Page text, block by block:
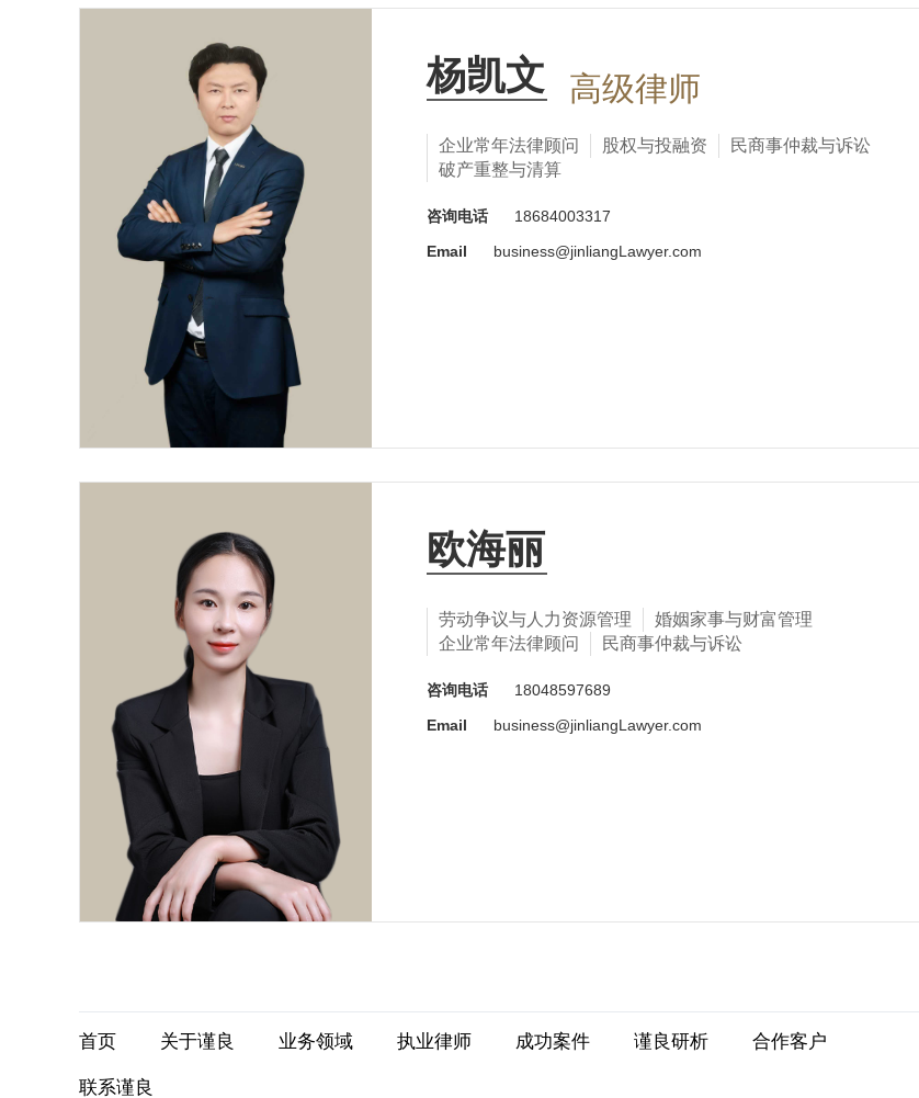
杨凯文 高级律师
企业常年法律顾问 股权与投融资
民商事仲裁与诉讼
破产重整与清算
咨询电话
18684003317
Email
business@jinliangLawyer.com
欧海丽
劳动争议与人力资源管理
婚姻家事与财富管理
企业常年法律顾问
民商事仲裁与诉讼
咨询电话
18048597689
Email
business@jinliangLawyer.com
首页 关于谨良 业务领域 执业律师 成功案件 谨良研析 合作客户
联系谨良